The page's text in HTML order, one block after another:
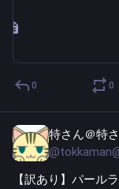
0 0
特さん＠特
【訳あり】パール